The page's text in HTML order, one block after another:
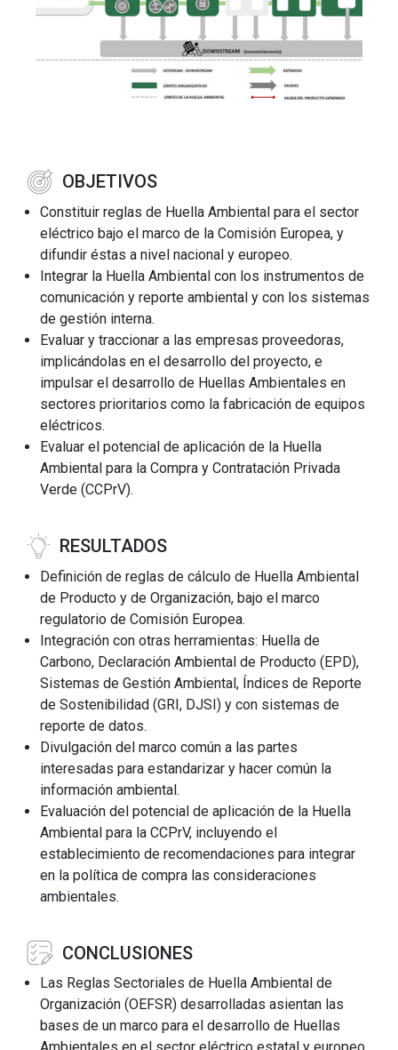
OBJETIVOS
Constituir reglas de Huella Ambiental para el sector
eléctrico bajo el marco de la Comisión Europea, y
difundir éstas a nivel nacional y europeo.
Integrar la Huella Ambiental con los instrumentos de
comunicación y reporte ambiental y con los sistemas
de gestión interna.
Evaluar y traccionar a las empresas proveedoras,
implicándolas en el desarrollo del proyecto, e
impulsar el desarrollo de Huellas Ambientales en
sectores prioritarios como la fabricación de equipos
eléctricos.
Evaluar el potencial de aplicación de la Huella
Ambiental para la Compra y Contratación Privada
Verde (CCPrV).
RESULTADOS
Definición de reglas de cálculo de Huella Ambiental
de Producto y de Organización, bajo el marco
regulatorio de Comisión Europea.
Integración con otras herramientas: Huella de
Carbono, Declaración Ambiental de Producto (EPD),
Sistemas de Gestión Ambiental, Índices de Reporte
de Sostenibilidad (GRI, DJSI) y con sistemas de
reporte de datos.
Divulgación del marco común a las partes
interesadas para estandarizar y hacer común la
información ambiental.
Evaluación del potencial de aplicación de la Huella
Ambiental para la CCPrV, incluyendo el
establecimiento de recomendaciones para integrar
en la política de compra las consideraciones
ambientales.
CONCLUSIONES
Las Reglas Sectoriales de Huella Ambiental de
Organización (OEFSR) desarrolladas asientan las
bases de un marco para el desarrollo de Huellas